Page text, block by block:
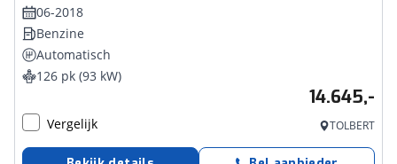
06-2018
Benzine
Automatisch
126 pk (93 kW)
14.645,-
Vergelijk TOLBERT